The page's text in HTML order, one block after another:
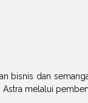
bisnis dan
melalui